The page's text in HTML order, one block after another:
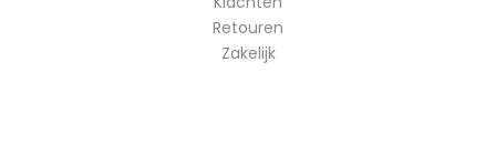
Retouren
Zakelijk